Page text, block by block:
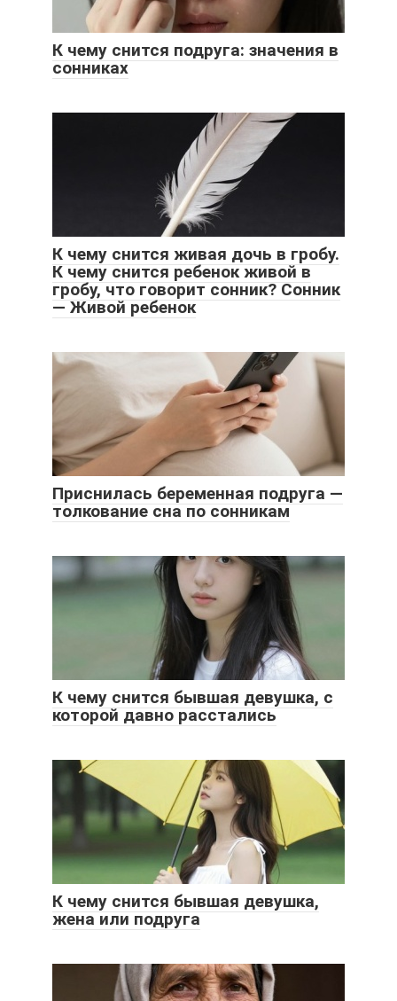
К чему снится подруга: значения в
сонниках
К чему снится живая дочь в гробу.
К чему снится ребенок живой в
гробу, что говорит сонник? Сонник
— Живой ребенок
Приснилась беременная подруга —
толкование сна по сонникам
К чему снится бывшая девушка, с
которой давно расстались
К чему снится бывшая девушка,
жена или подруга